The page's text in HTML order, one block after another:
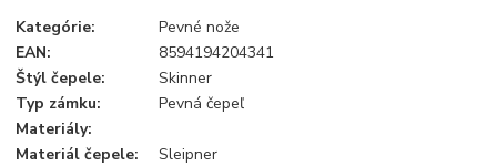
Kategórie:
Pevné nože
EAN:
8594194204341
Štýl čepele:
Skinner
Typ zámku:
Pevná čepeľ
Materiály:
Materiál čepele:
Sleipner